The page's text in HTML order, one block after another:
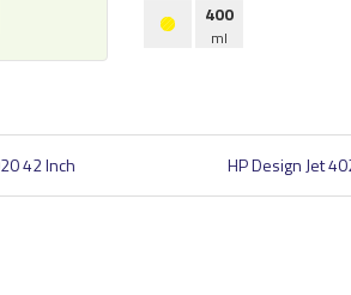
400
ml
42 Inch HP Design Jet